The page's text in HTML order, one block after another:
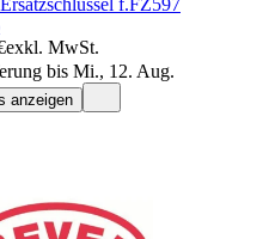
exkl. MwSt.
bis Mi., 12. Aug.
anzeigen